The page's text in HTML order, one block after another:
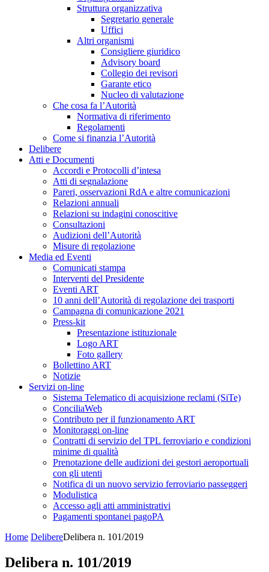
Struttura organizzativa
Segretario generale
Uffici
Altri organismi
Consigliere giuridico
Advisory board
Collegio dei revisori
Garante etico
Nucleo di valutazione
Che cosa fa l’Autorità
Normativa di riferimento
Regolamenti
Come si finanzia l’Autorità
Delibere
Atti e Documenti
Accordi e Protocolli d’intesa
Atti di segnalazione
Pareri, osservazioni RdA e altre comunicazioni
Relazioni annuali
Relazioni su indagini conoscitive
Consultazioni
Audizioni dell’Autorità
Misure di regolazione
Media ed Eventi
Comunicati stampa
Interventi del Presidente
Eventi ART
10 anni dell’Autorità di regolazione dei trasporti
Campagna di comunicazione 2021
Press-kit
Presentazione istituzionale
Logo ART
Foto gallery
Bollettino ART
Notizie
Servizi on-line
Sistema Telematico di acquisizione reclami (SiTe)
ConciliaWeb
Contributo per il funzionamento ART
Monitoraggi on-line
Contratti di servizio del TPL ferroviario e condizioni
minime di qualità
Prenotazione delle audizioni dei gestori aeroportuali
con gli utenti
Notifica di un nuovo servizio ferroviario passeggeri
Modulistica
Accesso agli atti amministrativi
Pagamenti spontanei pagoPA
Home DelibereDelibera n. 101/2019
Delibera n. 101/2019